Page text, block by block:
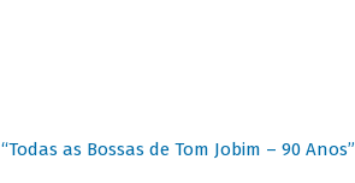
as Bossas de Tom Jobim – 90 Anos”